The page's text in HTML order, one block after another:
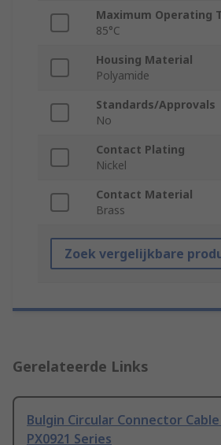
Maximum Operating
85°C
Housing Material
Polyamide
Standards/Approvals
No
Contact Plating
Nickel
Contact Material
Brass
Zoek vergelijkbare
Gerelateerde Links
Bulgin Circular Connector
PX0921 Series